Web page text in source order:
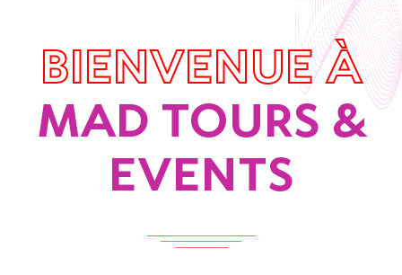
BIENVENUE À
MAD TOURS &
EVENTS